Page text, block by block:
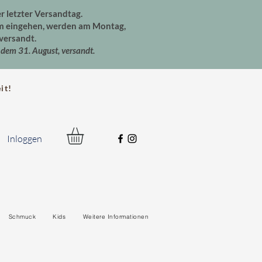
letzter Versandtag.
eingehen, werden am Montag,
31. August, versandt.
Inloggen
Schmuck Kids Weitere Informationen